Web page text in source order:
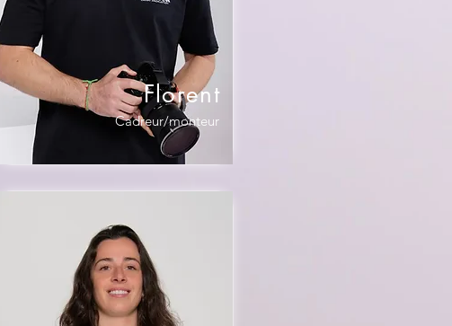
Florent
Cadreur/monteur